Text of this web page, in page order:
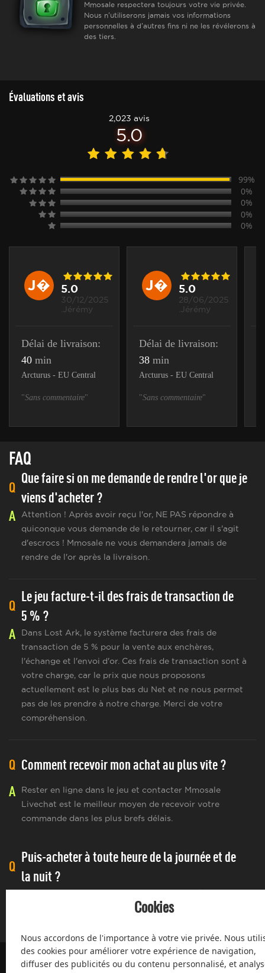
Mmosale respectera toujours votre vie privée.
Nous n'utiliserons jamais vos informations
personnelles à d'autres fins ni ne les révélerons à
des tiers.
Évaluations et avis
2,023 avis
5.0
99%
0%
0%
0%
0%
J� 5.0
30/12/2025
.Jérémy
Délai de livraison:
40 min
Arcturus - EU Central
"Sans commentaire"
J� 5.0
28/06/2025
.Jérémy
Délai de livraison:
38 min
Arcturus - EU Central
"Sans commentaire"
FAQ
Q
Que faire si on me demande de rendre l'or que je
viens d'acheter ?
A
Attention ! Après avoir reçu l'or, NE PAS répondre à
quiconque vous demande de le retourner, car il s'agit
d'escrocs ! Mmosale ne vous demandera jamais de
rendre de l'or après la livraison.
Q
Le jeu facture-t-il des frais de transaction de
5 % ?
A
Dans Lost Ark, le système facturera des frais de
transaction de 5 % pour la vente aux enchères,
l'échange et l'envoi d'or. Ces frais de transaction sont à
votre charge, car le prix que nous proposons
actuellement est le plus bas du Net et ne nous permet
pas de les prendre à notre charge. Merci de votre
compréhension.
Q Comment recevoir mon achat au plus vite ?
A
Rester en ligne dans le jeu et contacter Mmosale
Livechat est le meilleur moyen de recevoir votre
commande dans les plus brefs délais.
Q
Puis-acheter à toute heure de la journée et de
la nuit ?
A
Cookies
Nous accordons de l'importance à votre vie privée. Nous
des cookies pour améliorer votre expérience de navigation,
diffuser des publicités ou du contenu personnalisé, et